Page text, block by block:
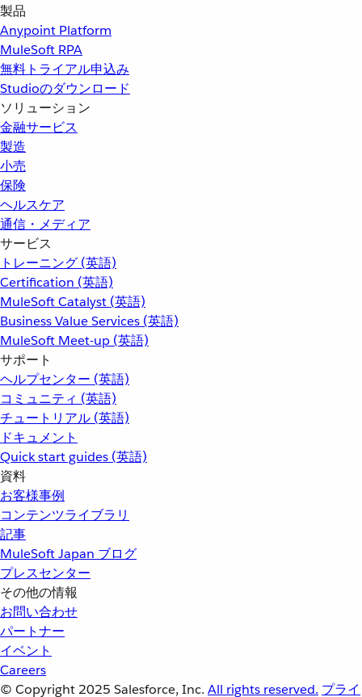
製品
Anypoint Platform
MuleSoft RPA
無料トライアル申込み
Studioのダウンロード
ソリューション
金融サービス
製造
小売
保険
ヘルスケア
通信・メディア
サービス
トレーニング (英語)
Certification (英語)
MuleSoft Catalyst (英語)
Business Value Services (英語)
MuleSoft Meet-up (英語)
サポート
ヘルプセンター (英語)
コミュニティ (英語)
チュートリアル (英語)
ドキュメント
Quick start guides (英語)
資料
お客様事例
コンテンツライブラリ
記事
MuleSoft Japan ブログ
プレスセンター
その他の情報
お問い合わせ
パートナー
イベント
Careers
© Copyright 2025 Salesforce, Inc. All rights reserved. プライ